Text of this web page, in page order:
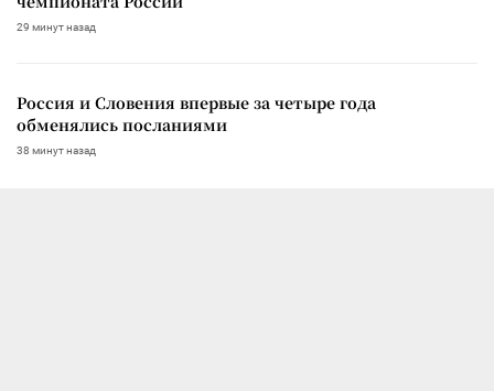
29 минут назад
Россия и Словения впервые за четыре года
обменялись посланиями
38 минут назад